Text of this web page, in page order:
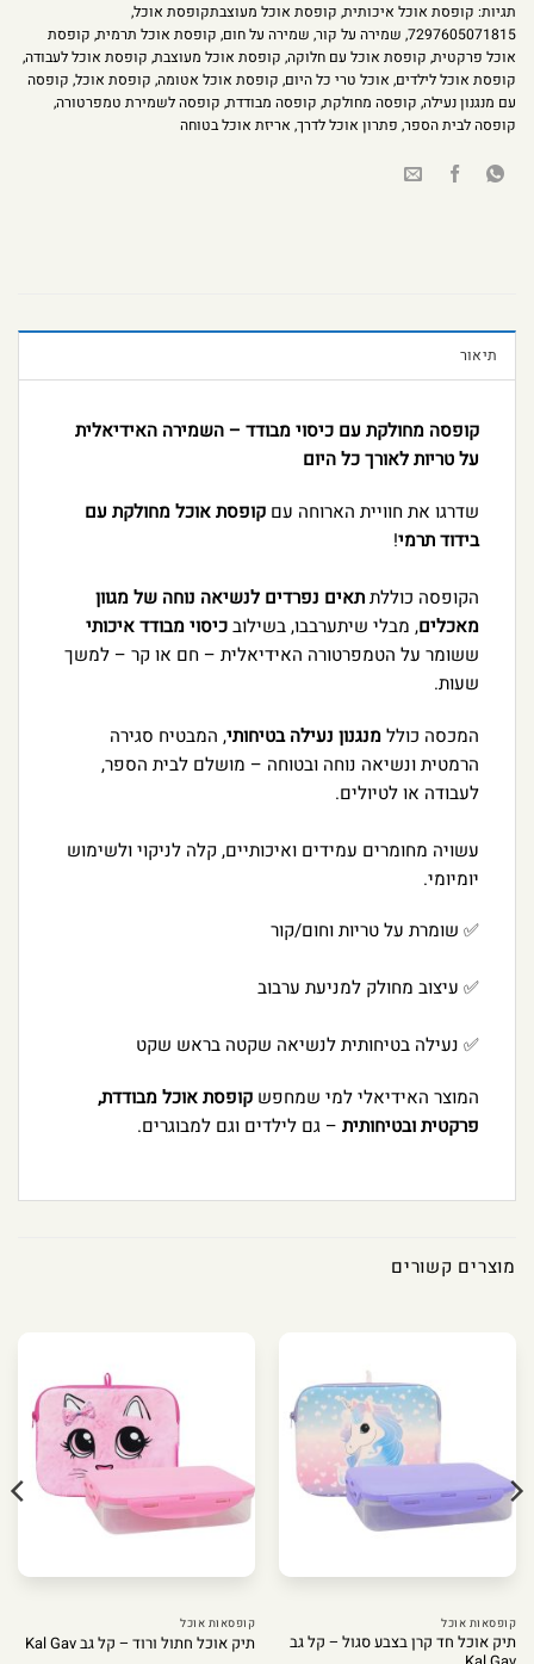
תגיות: קופסת אוכל איכותית, קופסת אוכל מעוצבתקופסת אוכל,
7297605071815
, שמירה על קור, שמירה על חום, קופסת אוכל תרמית, קופסת
אוכל פרקטית, קופסת אוכל עם חלוקה, קופסת אוכל מעוצבת, קופסת אוכל לעבודה,
קופסת אוכל לילדים, אוכל טרי כל היום, קופסת אוכל אטומה, קופסת אוכל, קופסה
עם מנגנון נעילה, קופסה מחולקת, קופסה מבודדת, קופסה לשמירת טמפרטורה,
קופסה לבית הספר, פתרון אוכל לדרך, אריזת אוכל בטוחה
תיאור
קופסה מחולקת עם כיסוי מבודד – השמירה האידיאלית
על טריות לאורך כל היום
שדרגו את חוויית הארוחה עם קופסת אוכל מחולקת עם
בידוד תרמי!
הקופסה כוללתתאים נפרדים לנשיאה נוחה של מגוון
מאכלים, מבלי שיתערבבו, בשילובכיסוי מבודד איכותי
ששומר על הטמפרטורה האידיאלית – חם או קר – למשך
שעות.
המכסה כוללמנגנון נעילה בטיחותי, המבטיח סגירה
הרמטית ונשיאה נוחה ובטוחה – מושלם לבית הספר,
לעבודה או לטיולים.
עשויה מחומרים עמידים ואיכותיים, קלה לניקוי ולשימוש
יומיומי.
✅ שומרת על טריות וחום/קור
✅ עיצוב מחולק למניעת ערבוב
✅ נעילה בטיחותית לנשיאה שקטה בראש שקט
המוצר האידיאלי למי שמחפש קופסת אוכל מבודדת,
פרקטית ובטיחותית – גם לילדים וגם למבוגרים.
מוצרים קשורים
קופסאות אוכל
תיק אוכל חד קרן בצבע סגול – קל גב
קופסאות אוכל
תיק אוכל חתול ורוד – קל גב Kal Gav